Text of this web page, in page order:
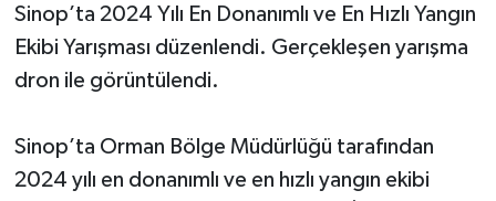
Sinop’ta 2024 Yılı En Donanımlı ve En Hızlı Yangın
Ekibi Yarışması düzenlendi. Gerçekleşen yarışma
dron ile görüntülendi.
Sinop’ta Orman Bölge Müdürlüğü tarafından
2024 yılı en donanımlı ve en hızlı yangın ekibi